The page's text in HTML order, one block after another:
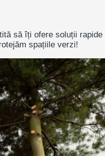
să îți ofere soluții
spațiile verzi!